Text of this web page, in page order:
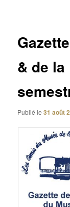
& de la
Publié le31 août